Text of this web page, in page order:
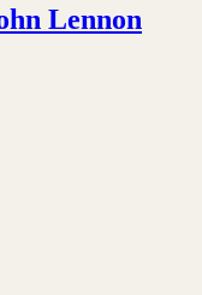
Lennon